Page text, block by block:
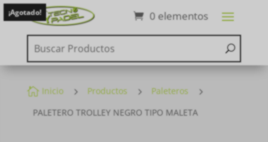
0 elementos
¡Agotado!
 Inicio 5 Productos 5 Paleteros 5
PALETERO TROLLEY NEGRO TIPO MALETA